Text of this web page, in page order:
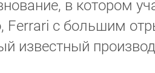
в котором
Ferrari с большим
известный